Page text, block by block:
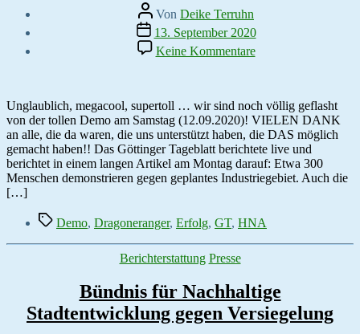
Beitragsautor
Von Deike Terruhn
Veröffentlichungsdatum
13. September 2020
Keine Kommentarezu
Demo
Riesenerfolg!
Unglaublich, megacool, supertoll … wir sind noch völlig geflasht
von der tollen Demo am Samstag (12.09.2020)! VIELEN DANK
an alle, die da waren, die uns unterstützt haben, die DAS möglich
gemacht haben!! Das Göttinger Tageblatt berichtete live und
berichtet in einem langen Artikel am Montag darauf: Etwa 300
Menschen demonstrieren gegen geplantes Industriegebiet. Auch die
[…]
Schlagwörter
Demo, Dragoneranger, Erfolg, GT, HNA
Kategorien
Berichterstattung Presse
Bündnis für Nachhaltige
Stadtentwicklung gegen Versiegelung